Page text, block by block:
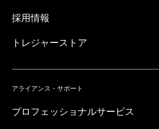
採用情報
トレジャーストア
アライアンス・サポート
プロフェッショナルサービス